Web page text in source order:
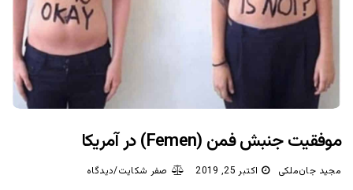
موفقیت جنبش فمن (Femen) در آمریکا
مجید جان‌ملکی اکتبر 25, 2019 صفر شکایت/دیدگاه